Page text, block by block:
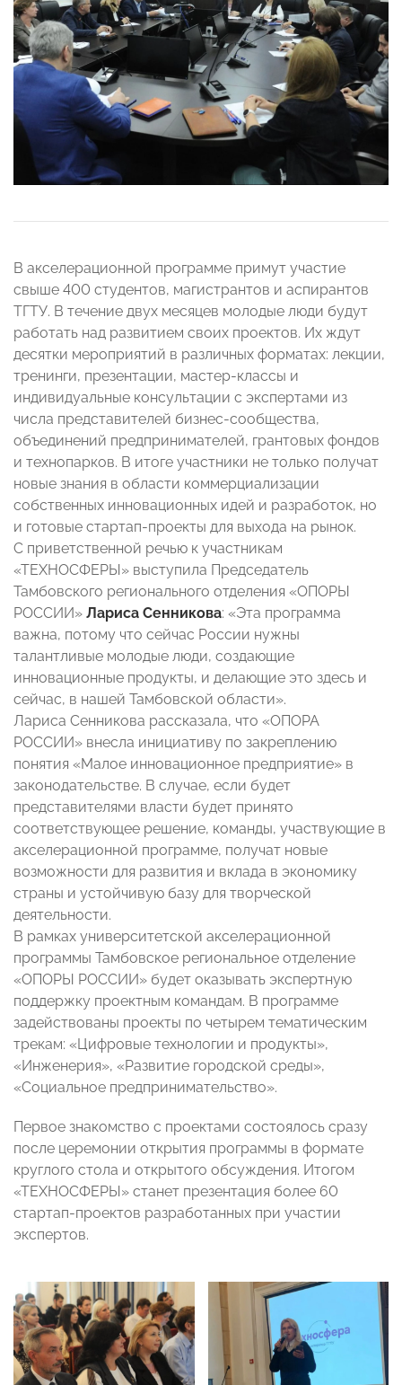
В акселерационной программе примут участие
свыше 400 студентов, магистрантов и аспирантов
ТГТУ. В течение двух месяцев молодые люди будут
работать над развитием своих проектов. Их ждут
десятки мероприятий в различных форматах: лекции,
тренинги, презентации, мастер-классы и
индивидуальные консультации с экспертами из
числа представителей бизнес-сообщества,
объединений предпринимателей, грантовых фондов
и технопарков. В итоге участники не только получат
новые знания в области коммерциализации
собственных инновационных идей и разработок, но
и готовые стартап-проекты для выхода на рынок.
С приветственной речью к участникам
«ТЕХНОСФЕРЫ» выступила Председатель
Тамбовского регионального отделения «ОПОРЫ
РОССИИ» Лариса Сенникова: «Эта программа
важна, потому что сейчас России нужны
талантливые молодые люди, создающие
инновационные продукты, и делающие это здесь и
сейчас, в нашей Тамбовской области».
Лариса Сенникова рассказала, что «ОПОРА
РОССИИ» внесла инициативу по закреплению
понятия «Малое инновационное предприятие» в
законодательстве. В случае, если будет
представителями власти будет принято
соответствующее решение, команды, участвующие в
акселерационной программе, получат новые
возможности для развития и вклада в экономику
страны и устойчивую базу для творческой
деятельности.
В рамках университетской акселерационной
программы Тамбовское региональное отделение
«ОПОРЫ РОССИИ» будет оказывать экспертную
поддержку проектным командам. В программе
задействованы проекты по четырем тематическим
трекам: «Цифровые технологии и продукты»,
«Инженерия», «Развитие городской среды»,
«Социальное предпринимательство».
Первое знакомство с проектами состоялось сразу
после церемонии открытия программы в формате
круглого стола и открытого обсуждения. Итогом
«ТЕХНОСФЕРЫ» станет презентация более 60
стартап-проектов разработанных при участии
экспертов.